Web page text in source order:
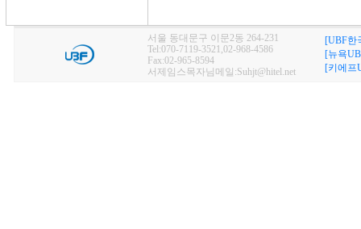
서울 동대문구 이문2동 264-231
Tel:070-7119-3521,02-968-4586
Fax:02-965-8594
서제임스목자님메일:Suhjt@hitel.net
[UBF한
[뉴욕
[키에프